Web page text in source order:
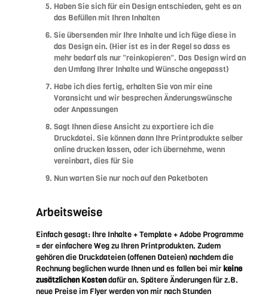
Haben Sie sich für ein Design entschieden, geht es an
das Befüllen mit Ihren Inhalten
Sie übersenden mir Ihre Inhalte und ich füge diese in
das Design ein. (Hier ist es in der Regel so dass es
mehr bedarf als nur "reinkopieren". Das Design wird an
den Umfang Ihrer Inhalte und Wünsche angepasst)
Habe ich dies fertig, erhalten Sie von mir eine
Voransicht und wir besprechen Änderungswünsche
oder Anpassungen
Sagt Ihnen diese Ansicht zu exportiere ich die
Druckdatei. Sie können dann Ihre Printprodukte selber
online drucken lassen, oder ich übernehme, wenn
vereinbart, dies für Sie
Nun warten Sie nur noch auf den Paketboten
Arbeitsweise
Einfach gesagt: Ihre Inhalte + Template + Adobe Programme
= der einfachere Weg zu Ihren Printprodukten. Zudem
gehören die Druckdateien (offenen Dateien) nachdem die
Rechnung beglichen wurde Ihnen und es fallen bei mir keine
zusätzlichen Kostendafür an. Spätere Änderungen für z.B.
neue Preise im Flyer werden von mir nach Stunden